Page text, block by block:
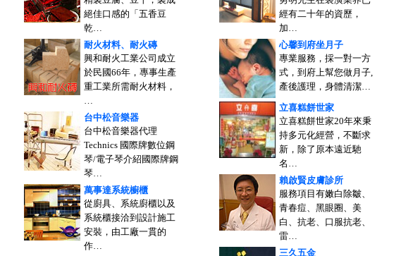
絕佳口感的「五香豆
乾…
耐火材料、耐火磚
興和耐火工業公司成立
於民國66年，專事生產
重工業所需耐火材料，
…
台中松音樂器
台中松音樂器代理
Technics 國際牌數位鋼
琴/電子琴介紹國際牌鋼
琴…
萬事達系統櫥櫃
從廚具、系統廚櫃以及
系統櫃接洽到設計施工
安裝，由工廠一貫的
作…
經有二十年的資歷，
加…
心馨到府坐月子
專業服務，採一對一方
式，到府上幫您做月子,
產後護理，身體清潔…
立喜糕餅世家
立喜糕餅世家20年來秉
持多元化經營，不斷求
新，除了原本遠近馳
名…
賴啟賢皮膚診所
服務項目有嫩白除皺、
青春痘、黑眼圈、美
白、抗老、口服抗老、
雷…
三久五金